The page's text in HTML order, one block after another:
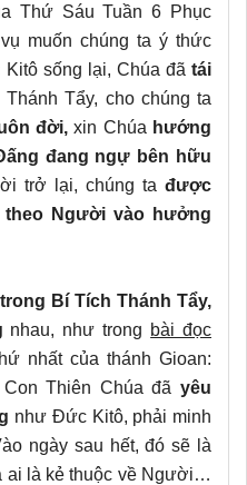
Thứ Sáu Tuần 6 Phục
muốn chúng ta ý thức
sống lại, Chúa đã tái
Tẩy, cho chúng ta
đời,xin Chúa hướng
đang ngự bên hữu
trở lại, chúng ta được
Người vào hưởng
Bí Tích Thánh Tẩy,
nhau, như trong bài đọc
nhất của thánh Gioan:
Thiên Chúa đã yêu
như Đức Kitô, phải minh
ngày sau hết, đó sẽ là
ai là kẻ thuộc về Người…